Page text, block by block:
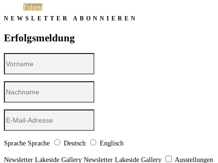
Folgen
NEWSLETTER ABONNIEREN
Erfolgsmeldung
Sprache Sprache Deutsch Englisch
Newsletter Lakeside Gallery Newsletter Lakeside Gallery Ausstellungen